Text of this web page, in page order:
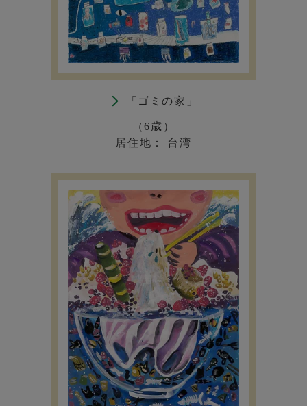
「ゴミの家」
（6歳）
居住地： 台湾